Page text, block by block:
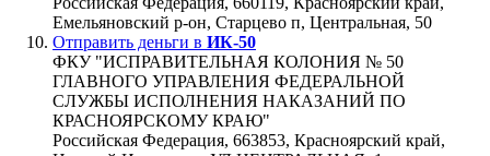
Емельяновский р-он, Старцево п, Центральная, 50
Отправить деньги в ИК-50
ФКУ "ИСПРАВИТЕЛЬНАЯ КОЛОНИЯ № 50
ГЛАВНОГО УПРАВЛЕНИЯ ФЕДЕРАЛЬНОЙ
СЛУЖБЫ ИСПОЛНЕНИЯ НАКАЗАНИЙ ПО
КРАСНОЯРСКОМУ КРАЮ"
Российская Федерация, 663853, Красноярский край,